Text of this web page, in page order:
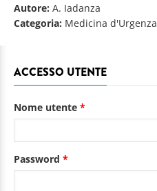
Autore: A. Iadanza
Categoria: Medicina d'Urgenza
ACCESSO UTENTE
Nome utente *
Password *